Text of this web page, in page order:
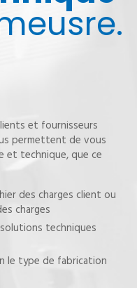
et fournisseurs
permettent de vous
et technique, que ce
des charges client ou
charges
techniques
le type de fabrication